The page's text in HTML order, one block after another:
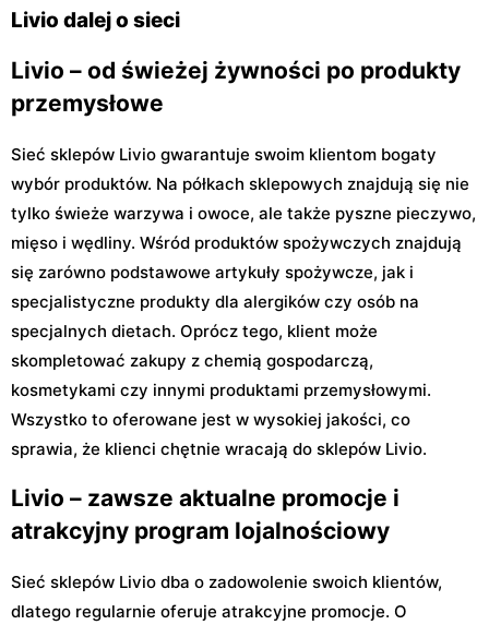
Livio dalej o sieci
Livio – od świeżej żywności po produkty
przemysłowe
Sieć sklepów Livio gwarantuje swoim klientom bogaty
wybór produktów. Na półkach sklepowych znajdują się nie
tylko świeże warzywa i owoce, ale także pyszne pieczywo,
mięso i wędliny. Wśród produktów spożywczych znajdują
się zarówno podstawowe artykuły spożywcze, jak i
specjalistyczne produkty dla alergików czy osób na
specjalnych dietach. Oprócz tego, klient może
skompletować zakupy z chemią gospodarczą,
kosmetykami czy innymi produktami przemysłowymi.
Wszystko to oferowane jest w wysokiej jakości, co
sprawia, że klienci chętnie wracają do sklepów Livio.
Livio – zawsze aktualne promocje i
atrakcyjny program lojalnościowy
Sieć sklepów Livio dba o zadowolenie swoich klientów,
dlatego regularnie oferuje atrakcyjne promocje. O